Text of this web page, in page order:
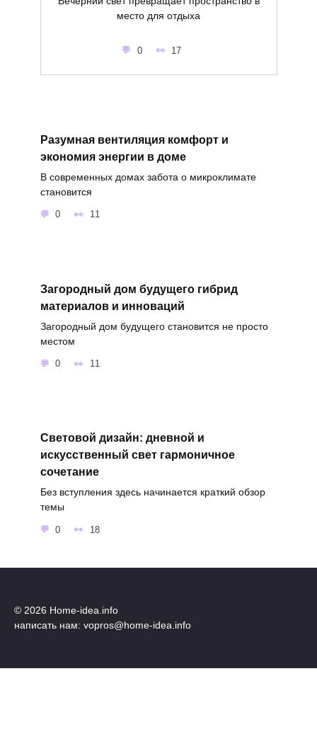
место для отдыха
0 17
Разумная вентиляция комфорт и
экономия энергии в доме
В современных домах забота о микроклимате
становится
0 11
Загородный дом будущего гибрид
материалов и инноваций
Загородный дом будущего становится не просто
местом
0 11
Световой дизайн: дневной и
искусственный свет гармоничное
сочетание
Без вступления здесь начинается краткий обзор
темы
0 18
© 2026 Home-idea.info
написать нам: vopros@home-idea.info